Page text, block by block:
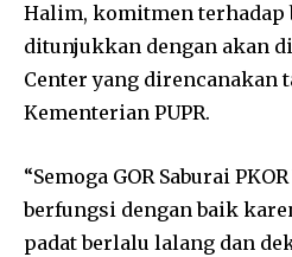
Halim, komitmen terhadap
ditunjukkan dengan akan
Center yang direncanakan
Kementerian PUPR.
“Semoga GOR Saburai
berfungsi dengan baik
padat berlalu lalang dan